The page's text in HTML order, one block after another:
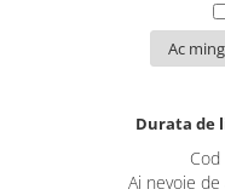
Durata de
Cod
Ai nevoie de